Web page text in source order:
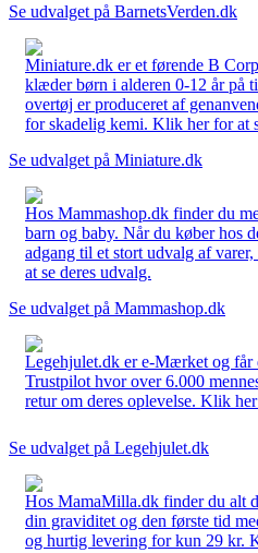
Se udvalget på BarnetsVerden.dk
Miniature.dk er et førende B
klæder børn i alderen 0-12 år på
overtøj er produceret af
for skadelig kemi. Klik her for at
Se udvalget på Miniature.dk
Hos Mammashop.dk finder du
barn og baby. Når du køber hos
adgang til et stort udvalg af
at se deres udvalg.
Se udvalget på Mammashop.dk
Legehjulet.dk er e-Mærket og får
Trustpilot hvor over 6.000
retur om deres oplevelse. Klik
Se udvalget på Legehjulet.dk
Hos MamaMilla.dk finder du alt
din graviditet og den første tid
og hurtig levering for kun 29 kr.